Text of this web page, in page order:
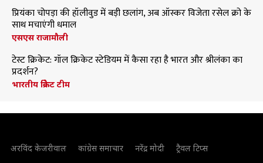
प्रियंका चोपड़ा की हॉलीवुड में बड़ी छलांग, अब ऑस्कर विजेता रसेल क्रो के
साथ मचाएंगी धमाल
एसएस राजामौली
टेस्ट क्रिकेट: गॉल क्रिकेट स्टेडियम में कैसा रहा है भारत और श्रीलंका का
प्रदर्शन?
भारतीय क्रिकेट टीम
अरविंद केजरीवाल कांग्रेस समाचार नरेंद्र मोदी
ट्रैवल टिप्स